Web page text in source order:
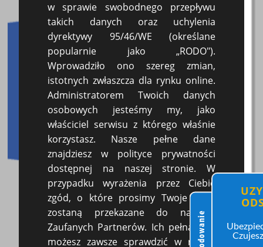
w sprawie swobodnego przepływu
takich danych oraz uchylenia
dyrektywy 95/46/WE (określane
popularnie jako „RODO").
Wprowadziło ono szereg zmian,
istotnych zwłaszcza dla rynku online.
Administratorem Twoich danych
osobowych jesteśmy my, jako
właściciel serwisu z którego właśnie
korzystasz. Nasze pełne dane
znajdziesz w polityce prywatności
dostępnej na naszej stronie. W
przypadku wyrażenia przez Ciebie
zgód, o które prosimy Twoje dane
zostaną przekazane do naszych
Zaufanych Partnerów. Ich pełną listę
możesz zawsze sprawdzić w naszej
Online Kancelaria